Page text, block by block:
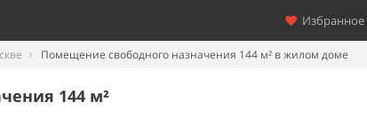
Избранное
Помещение свободного назначения 144 м² в жилом доме
144 м²